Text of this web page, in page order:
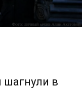
шагнули в